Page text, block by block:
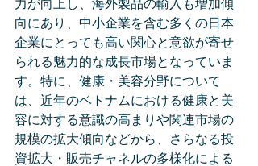
力が向上し、海外製品の輸入も増加傾
向にあり、中小企業を含む多くの日本
企業にとっても高い関心と意欲が寄せ
られる魅力的な成長市場となっていま
す。特に、健康・美容分野について
は、近年のベトナムにおける健康と美
容に対する意識の高まりや関連市場の
規模の拡大傾向などから、さらなる投
資拡大・販売チャネルの多様化による